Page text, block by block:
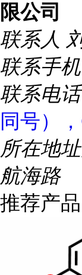
限公司
联系人
联系手机
联系电话
同号）
所在地址
航海路
推荐产品